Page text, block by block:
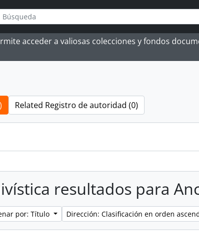
options
acceder a valiosas colecciones y fondos
Related Registro de autoridad (0)
resultados para
por: Título Dirección: Clasificación en orden